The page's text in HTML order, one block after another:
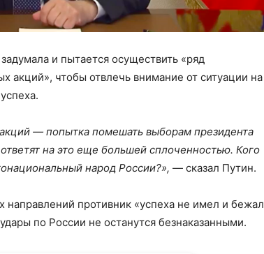
и пытается осуществить «ряд
акций», чтобы отвлечь внимание от ситуации на
— попытка помешать выборам президента
на это еще большей сплоченностью. Кого
народ России?», — сказал Путин.
направлений противник «успеха не имел и бежал
по России не останутся безнаказанными.